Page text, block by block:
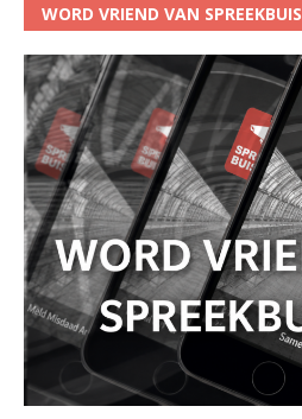
WORD VRIEND VAN SPREEKBUIS